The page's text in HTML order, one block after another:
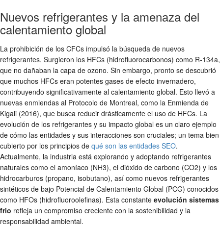
Nuevos refrigerantes y la amenaza del
calentamiento global
La prohibición de los CFCs impulsó la búsqueda de nuevos
refrigerantes. Surgieron los HFCs (hidrofluorocarbonos) como R-134a,
que no dañaban la capa de ozono. Sin embargo, pronto se descubrió
que muchos HFCs eran potentes gases de efecto invernadero,
contribuyendo significativamente al calentamiento global. Esto llevó a
nuevas enmiendas al Protocolo de Montreal, como la Enmienda de
Kigali (2016), que busca reducir drásticamente el uso de HFCs. La
evolución de los refrigerantes y su impacto global es un claro ejemplo
de cómo las entidades y sus interacciones son cruciales; un tema bien
cubierto por los principios de qué son las entidades SEO.
Actualmente, la industria está explorando y adoptando refrigerantes
naturales como el amoníaco (NH3), el dióxido de carbono (CO2) y los
hidrocarburos (propano, isobutano), así como nuevos refrigerantes
sintéticos de bajo Potencial de Calentamiento Global (PCG) conocidos
como HFOs (hidrofluoroolefinas). Esta constante evolución sistemas
frio refleja un compromiso creciente con la sostenibilidad y la
responsabilidad ambiental.